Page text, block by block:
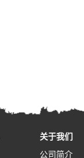
关于我们
公司简介